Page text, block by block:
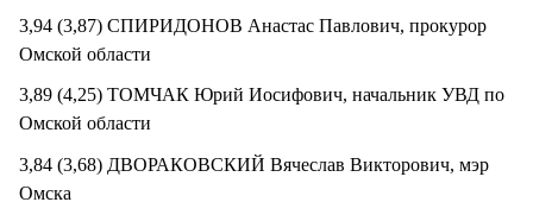
3,94 (3,87) СПИРИДОНОВ Анастас Павлович, прокурор
Омской области
3,89 (4,25) ТОМЧАК Юрий Иосифович, начальник УВД по
Омской области
3,84 (3,68) ДВОРАКОВСКИЙ Вячеслав Викторович, мэр
Омска